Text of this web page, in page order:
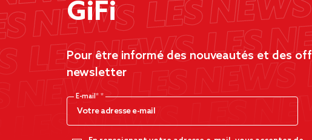
GiFi
Pour être informé des nouveautés et des
newsletter
E-mail*